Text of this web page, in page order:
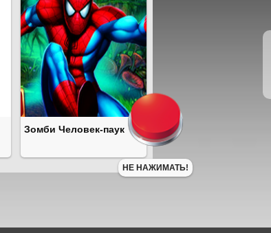
Зомби Человек-паук
НЕ НАЖИМАТЬ!